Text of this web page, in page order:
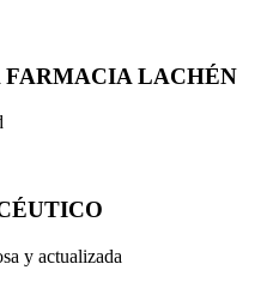
LACHÉN
y actualizada